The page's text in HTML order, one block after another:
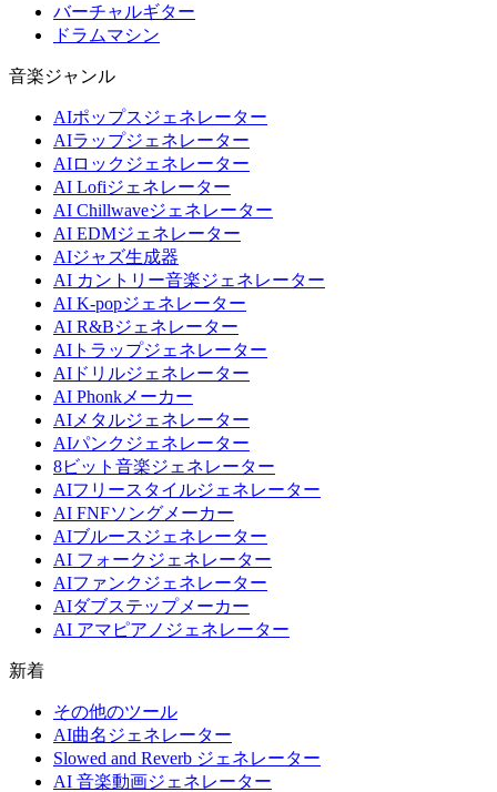
バーチャルギター
ドラムマシン
音楽ジャンル
AIポップスジェネレーター
AIラップジェネレーター
AIロックジェネレーター
AI Lofiジェネレーター
AI Chillwaveジェネレーター
AI EDMジェネレーター
AIジャズ生成器
AI カントリー音楽ジェネレーター
AI K-popジェネレーター
AI R&Bジェネレーター
AIトラップジェネレーター
AIドリルジェネレーター
AI Phonkメーカー
AIメタルジェネレーター
AIパンクジェネレーター
8ビット音楽ジェネレーター
AIフリースタイルジェネレーター
AI FNFソングメーカー
AIブルースジェネレーター
AI フォークジェネレーター
AIファンクジェネレーター
AIダブステップメーカー
AI アマピアノジェネレーター
新着
その他のツール
AI曲名ジェネレーター
Slowed and Reverb ジェネレーター
AI 音楽動画ジェネレーター